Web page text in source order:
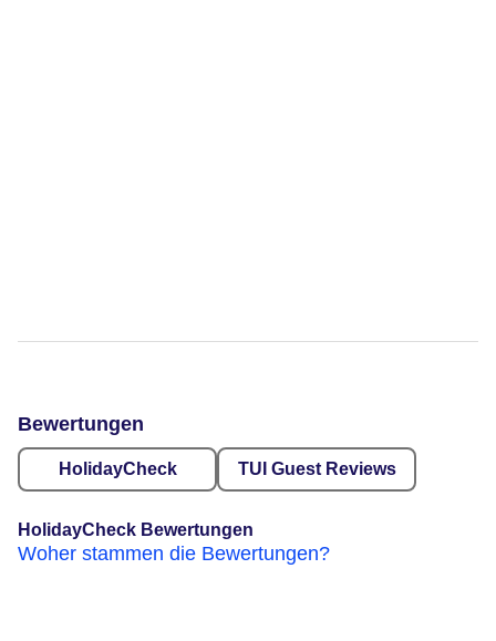
Bewertungen
HolidayCheck TUI Guest Reviews
HolidayCheck Bewertungen
Woher stammen die Bewertungen?